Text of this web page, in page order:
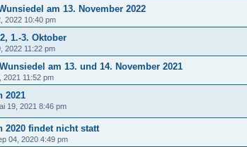
am 13. November 2022
2022 10:40 pm
1.-3. Oktober
2022 11:22 pm
am 13. und 14. November 2021
2021 11:52 pm
2021
19, 2021 8:46 pm
2020 findet nicht statt
04, 2020 4:49 pm